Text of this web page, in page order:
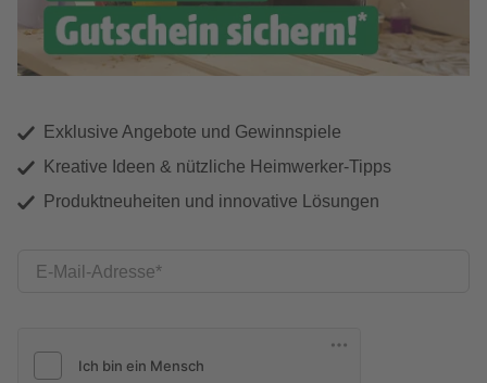
Exklusive Angebote und Gewinnspiele
Kreative Ideen & nützliche Heimwerker-Tipps
Produktneuheiten und innovative Lösungen
E-Mail-Adresse